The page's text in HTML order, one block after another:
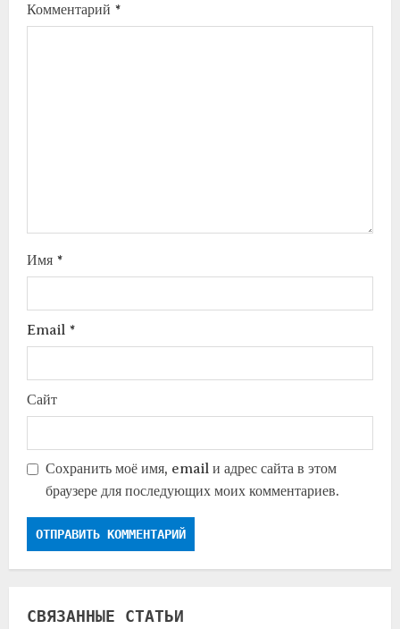
Комментарий *
Имя *
Email *
Сайт
Сохранить моё имя, email и адрес сайта в этом
браузере для последующих моих комментариев.
СВЯЗАННЫЕ СТАТЬИ